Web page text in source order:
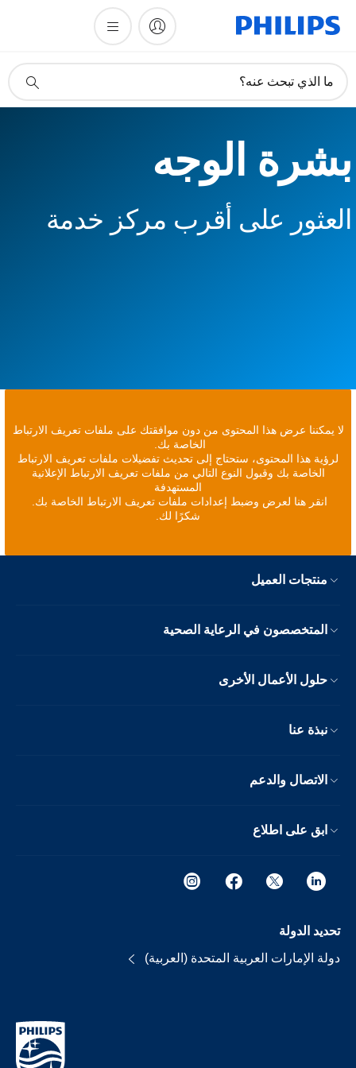
دعم
ما الذي تبحث عنه؟
بشرة الوجه
العثور على أقرب مركز خدمة
لا يمكننا عرض هذا المحتوى من دون موافقتك على ملفات تعريف الارتباط
الخاصة بك.
لرؤية هذا المحتوى، ستحتاج إلى تحديث تفضيلات ملفات تعريف الارتباط
الخاصة بك وقبول النوع التالي من ملفات تعريف الارتباط الإعلانية
المستهدفة
انقر هنا لعرض وضبط إعدادات ملفات تعريف الارتباط الخاصة بك.
شكرًا لك.
منتجات العميل
المتخصصون في الرعاية الصحية
حلول الأعمال الأخرى
نبذة عنا
الاتصال والدعم
ابق على اطلاع
تحديد الدولة
دولة الإمارات العربية المتحدة (العربية)